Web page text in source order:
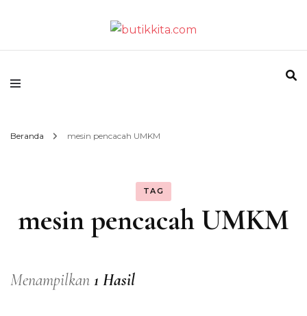
butikkita.com
Beranda mesin pencacah UMKM
TAG
mesin pencacah UMKM
Menampilkan 1 Hasil